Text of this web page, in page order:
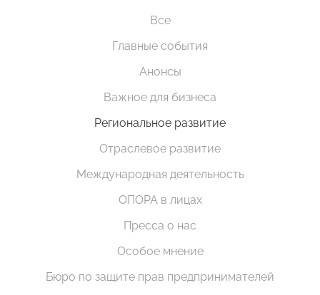
Все
Главные события
Анонсы
Важное для бизнеса
Региональное развитие
Отраслевое развитие
Международная деятельность
ОПОРА в лицах
Пресса о нас
Особое мнение
Бюро по защите прав предпринимателей